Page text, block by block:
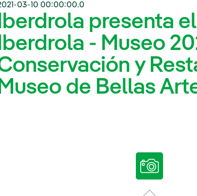
submenú para Nuestras voces
03-10 00:00:00.0
Iberdrola presenta
Iberdrola - Museo
y
Museo de Bellas